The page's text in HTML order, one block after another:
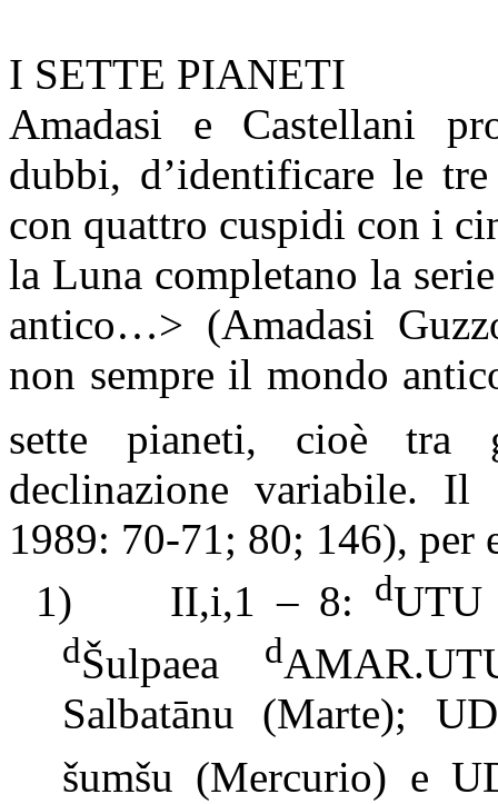
I SETTE PIANETI
Amadasi e Castellani
dubbi, d’identificare le
con quattro cuspidi con i
la Luna completano la
antico…> (Amadasi
non sempre il mondo
sette pianeti, cioè tra
declinazione variabile.
1989: 70-71; 80; 146), per
1)
II,i,1 – 8: d
dŠulpaea d
Salbatānu (Marte);
šumšu (Mercurio) e